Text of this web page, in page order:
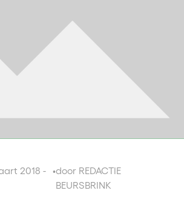
2018 -
•door REDACTIE
BEURSBRINK